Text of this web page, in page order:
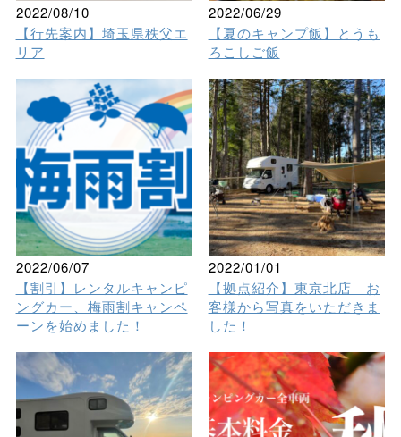
2022/08/10
【行先案内】埼玉県秩父エ
リア
2022/06/29
【夏のキャンプ飯】とうも
ろこしご飯
2022/06/07
【割引】レンタルキャンピ
ングカー、梅雨割キャンペ
ーンを始めました！
2022/01/01
【拠点紹介】東京北店 お
客様から写真をいただきま
した！